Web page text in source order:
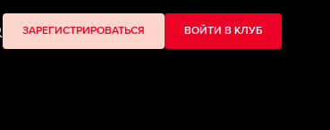
ЗАРЕГИСТРИРОВАТЬСЯ ВОЙТИ В КЛУБ